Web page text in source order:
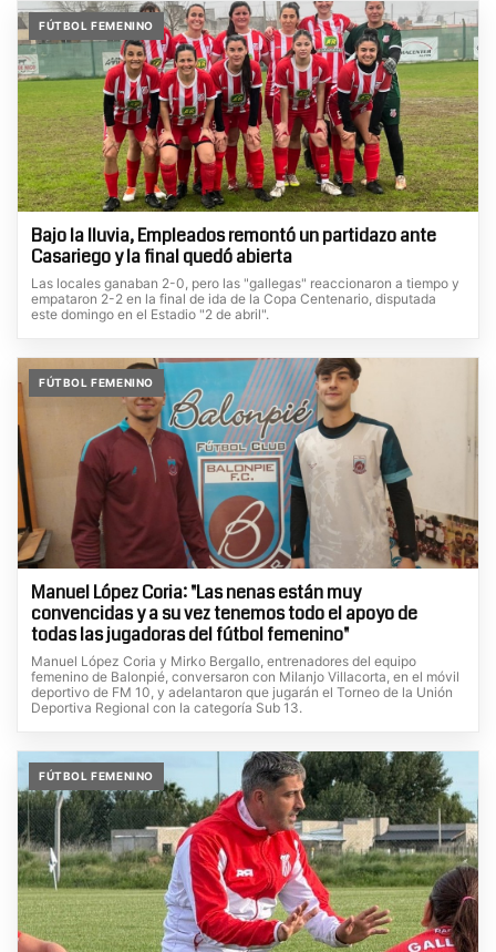
FÚTBOL FEMENINO
Bajo la lluvia, Empleados remontó un partidazo ante
Casariego y la final quedó abierta
Las locales ganaban 2-0, pero las "gallegas" reaccionaron a tiempo y
empataron 2-2 en la final de ida de la Copa Centenario, disputada
este domingo en el Estadio "2 de abril".
FÚTBOL FEMENINO
Manuel López Coria: "Las nenas están muy
convencidas y a su vez tenemos todo el apoyo de
todas las jugadoras del fútbol femenino"
Manuel López Coria y Mirko Bergallo, entrenadores del equipo
femenino de Balonpié, conversaron con Milanjo Villacorta, en el móvil
deportivo de FM 10, y adelantaron que jugarán el Torneo de la Unión
Deportiva Regional con la categoría Sub 13.
FÚTBOL FEMENINO